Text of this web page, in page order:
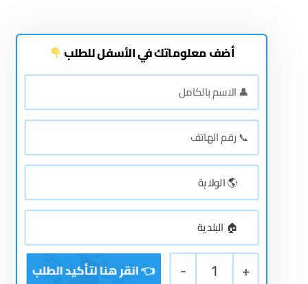
أضف معلوماتك في الأسفل للطلب
+
1
-